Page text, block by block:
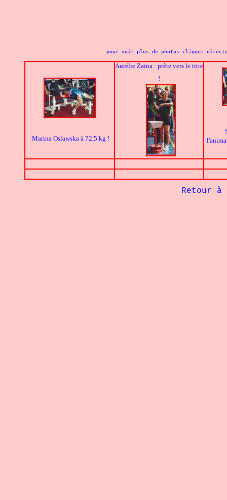
pour voir plus de photos cliquez
Marina Oslawska à 72,5 kg !
Aurélie Zaina : prête vers le titre
!
Retour à la